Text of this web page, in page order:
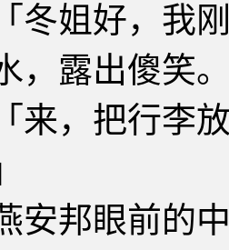
姐好，我刚
，露出傻笑
，把行李放
邦眼前的中